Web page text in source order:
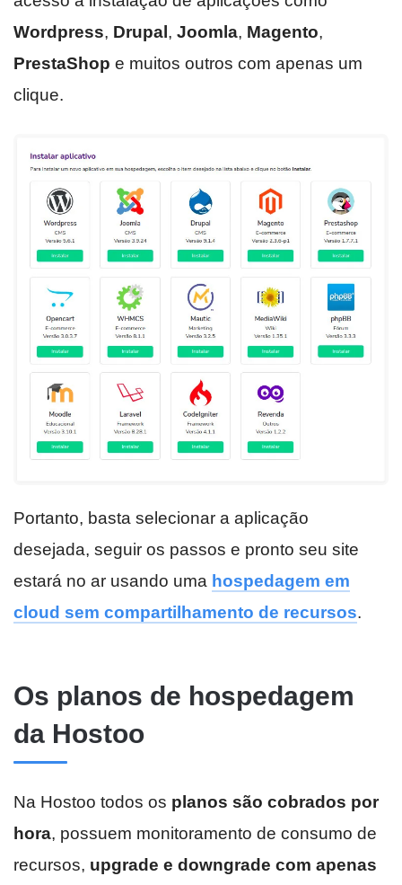
Wordpress, Drupal, Joomla, Magento,
PrestaShop e muitos outros com apenas um
clique.
Portanto, basta selecionar a aplicação
desejada, seguir os passos e pronto seu site
estará no ar usando uma hospedagem em
cloud sem compartilhamento de recursos.
Os planos de hospedagem
da Hostoo
Na Hostoo todos os planos são cobrados por
hora, possuem monitoramento de consumo de
recursos, upgrade e downgrade com apenas